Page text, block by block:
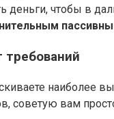
деньги, чтобы в
требований
наиболее
советую вам